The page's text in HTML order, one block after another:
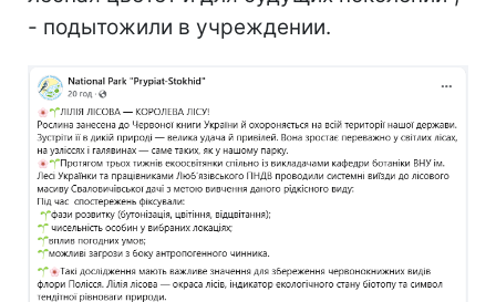
- подытожили в учреждении.